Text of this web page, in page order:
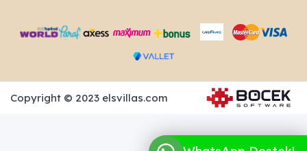
Copyright © 2023 elsvillas.com